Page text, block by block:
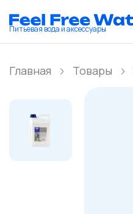
Питьевая вода и аксессуары
Главная Товары